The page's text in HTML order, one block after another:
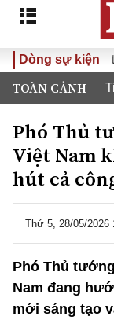
Dòng sự kiện
Đại hội Đảng
TOÀN CẢNH
Phó Thủ
Việt Nam
hút cả
Thứ 5, 28/05/2026
Phó Thủ
Nam đang
mới sáng tạo